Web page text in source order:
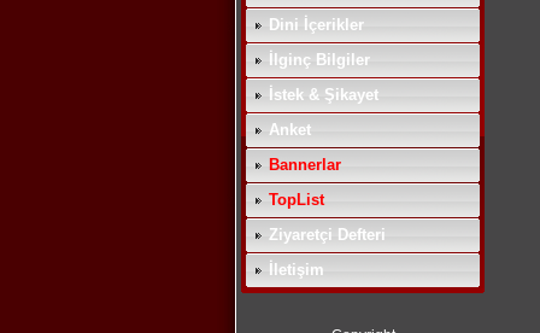
Dini İçerikler
İlginç Bilgiler
İstek & Şikayet
Anket
Bannerlar
TopList
Ziyaretçi Defteri
İletişim